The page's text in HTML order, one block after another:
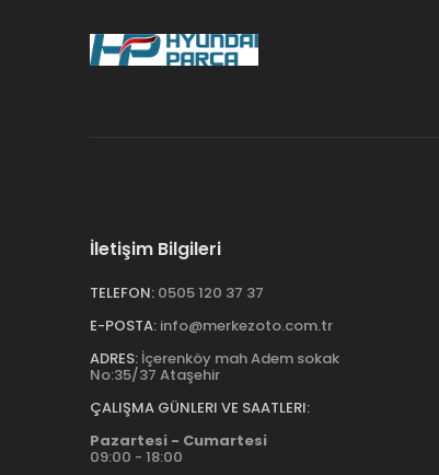
İletişim Bilgileri
TELEFON: 0505 120 37 37
E-POSTA: info@merkezoto.com.tr
ADRES: İçerenköy mah Adem sokak
No:35/37 Ataşehir
ÇALIŞMA GÜNLERI VE SAATLERI:
Pazartesi - Cumartesi
09:00 - 18:00